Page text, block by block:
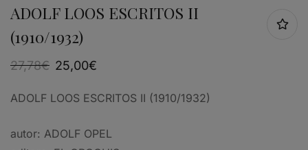
ADOLF LOOS ESCRITOS II
(1910/1932)
27,78€ 25,00€
ADOLF LOOS ESCRITOS II (1910/1932)
autor: ADOLF OPEL